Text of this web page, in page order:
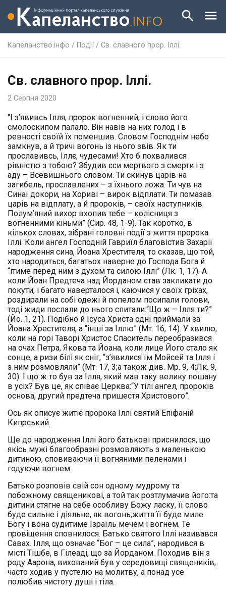
Капеланство.інфо / Події / Св. славного прор. Іллі.
Св. славного прор. Іллі.
2 Серпня 2020
“І з’явивсь Ілля, пророк вогненний, і слово його
смолоскипом палало. Він навів на них голод і в
ревності своїй їх поменшив. Словом Господнім небо
замкнув, а й тричі вогонь із нього звів. Як ти
прославивсь, Іллє, чудесами! Хто б похвалився
рівністю з тобою? Збудив єси мертвого з смерти і з
аду – Всевишнього словом. Ти скинув царів на
загибель, прославлених – з їхнього ложа. Ти чув на
Синаї докори, на Хориві – вирок відплати. Ти помазав
царів на відплату, а й пророків, – своїх наступників.
Полум’яний вихор вхопив тебе – колісниця з
вогненними кіньми” (Сир. 48, 1-9). Так коротко, в
кількох словах, зібрані головні події з життя пророка
Іллі. Коли ангел Господній Гавриїл благовістив Захарії
народження сина, Йоана Хрестителя, то сказав, що той,
хто народиться, багатьох наверне до Господа Бога й
“ітиме перед ним з духом та силою Іллі” (Лк. 1, 17). А
коли Йоан Предтеча над Йорданом став закликати до
покути, і багато наверталося і, каючися у своїх гріхах,
роздирали на собі одежі й попелом посипали голови,
тоді жиди послали до нього спитали:“Що ж – Ілля ти?”
(Йо. 1, 21). Подібно й Ісуса Христа одні приймали за
Йоана Хрестителя, а “інші за Іллю” (Мт. 16, 14). У хвилю,
коли на горі Таворі Христос Спаситель переобразився
на очах Петра, Якова та Йоана, коли лице Його стало як
сонце, а ризи білі як сніг, “з’явилися їм Мойсей та Ілля і
з ним розмовляли” (Мт. 17, 3;а також див. Мр. 9, 4;Лк. 9,
30). І що ж то був за Ілля, який мав таку велику пошану
в усіх? Був це, як співає Церква:“У тілі ангел, пророків
основа, другий предтеча пришестя Христового”.
Ось як описує житіє пророка Іллі святий Епіфаній
Кипрський.
Ще до народження Іллі його батькові приснилося, що
якісь мужі благообразні розмовляють з маленькою
дитиною, сповиваючи її вогняними пеленами і
годуючи вогнем.
Батько розповів свій сон одному мудрому та
побожному священикові, а той так розтлумачив його:та
дитини стягне на себе особливу Божу ласку, її слово
буде сильне і діяльне, як вогонь;життя її буде миле
Богу і вона судитиме Ізраїль мечем і вогнем. Те
провіщення сповнилося. Батько святого Іллі називався
Савах. Ілля, що означає “Бог – це сила”, народився в
місті Тішбе, в Гілеаді, що за Йорданом. Походив він з
роду Аарона, вихований був у середовищі священиків,
часто ходив у пустелю на молитву, а понад усе
полюбив чистоту душі і тіла.